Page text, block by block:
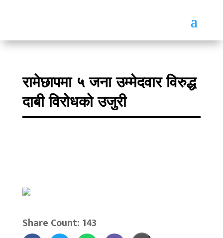
रामेछापमा ५ जना उम्मेदवार विरुद्ध
दाबी विरोधको उजुरी
Share Count: 143